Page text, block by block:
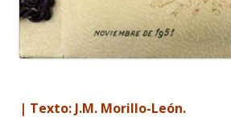
| Texto: J.M. Morillo-León.